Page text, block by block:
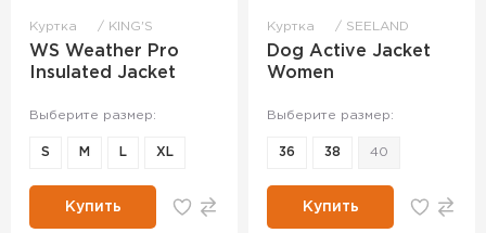
Куртка KING'S
WS Weather Pro
Insulated Jacket
Выберите размер:
S M L XL
Купить
Куртка SEELAND
Dog Active Jacket
Women
Выберите размер:
36 38 40
Купить